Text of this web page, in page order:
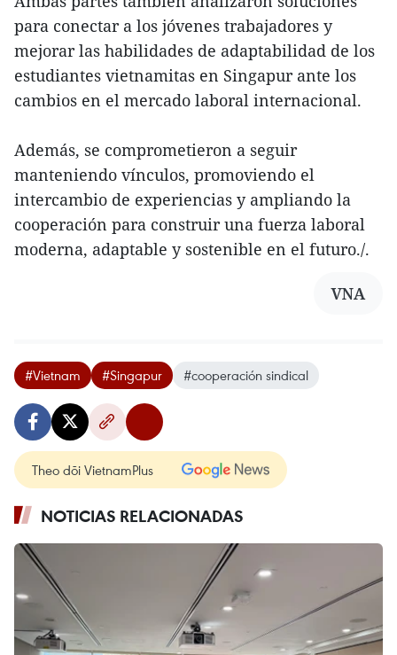
para conectar a los jóvenes trabajadores y
mejorar las habilidades de adaptabilidad de los
estudiantes vietnamitas en Singapur ante los
cambios en el mercado laboral internacional.
Además, se comprometieron a seguir
manteniendo vínculos, promoviendo el
intercambio de experiencias y ampliando la
cooperación para construir una fuerza laboral
moderna, adaptable y sostenible en el futuro./.
VNA
#Vietnam #Singapur #cooperación sindical
Theo dõi VietnamPlus
NOTICIAS RELACIONADAS